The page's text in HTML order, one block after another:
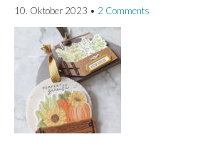
10. Oktober 2023 • 2 Comments